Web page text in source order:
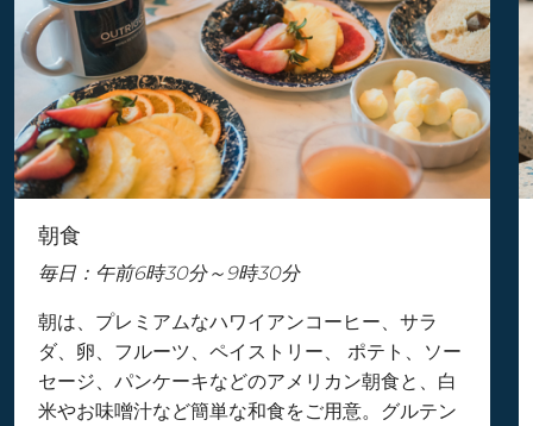
朝食
毎日：午前6時30分～9時30分
朝は、プレミアムなハワイアンコーヒー、サラ
ダ、卵、フルーツ、ペイストリー、 ポテト、ソー
セージ、パンケーキなどのアメリカン朝食と、白
米やお味噌汁など簡単な和食をご用意。グルテン